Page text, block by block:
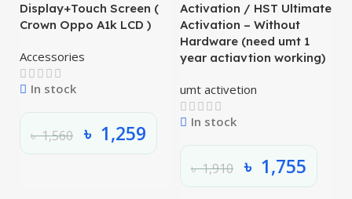
Display+Touch Screen (
Crown Oppo A1k LCD )
Accessories
In stock
৳1,560 ৳ 1,259
Activation / HST Ultimate
Activation – Without
Hardware (need umt 1
year actiavtion working)
umt activetion
In stock
৳1,910 ৳ 1,755